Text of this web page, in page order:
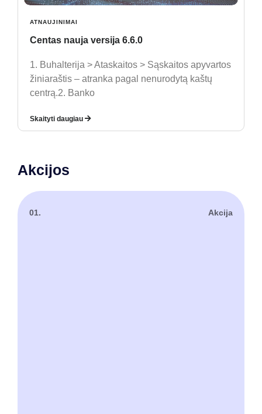
ATNAUJINIMAI
Centas nauja versija 6.6.0
1. Buhalterija > Ataskaitos > Sąskaitos apyvartos
žiniaraštis – atranka pagal nenurodytą kaštų
centrą.2. Banko
Skaityti daugiau
Akcijos
01. Akcija